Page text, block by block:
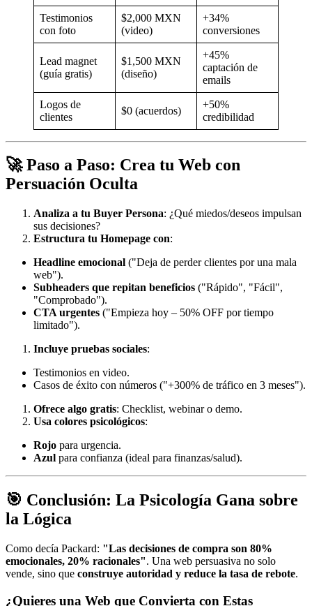
Testimonios
con foto
$2,000 MXN
(video)
+34%
conversiones
Lead magnet
(guía gratis)
$1,500 MXN
(diseño)
+45%
captación de
emails
Logos de
clientes
$0 (acuerdos)
+50%
credibilidad
🚀 Paso a Paso: Crea tu Web con
Persuación Oculta
Analiza a tu Buyer Persona: ¿Qué miedos/deseos impulsan
sus decisiones?
Estructura tu Homepage con:
Headline emocional ("Deja de perder clientes por una mala
web").
Subheaders que repitan beneficios ("Rápido", "Fácil",
"Comprobado").
CTA urgentes ("Empieza hoy – 50% OFF por tiempo
limitado").
Incluye pruebas sociales:
Testimonios en video.
Casos de éxito con números ("+300% de tráfico en 3 meses").
Ofrece algo gratis: Checklist, webinar o demo.
Usa colores psicológicos:
Rojo para urgencia.
Azul para confianza (ideal para finanzas/salud).
🎯 Conclusión: La Psicología Gana sobre
la Lógica
Como decía Packard: "Las decisiones de compra son 80%
emocionales, 20% racionales". Una web persuasiva no solo
vende, sino que construye autoridad y reduce la tasa de rebote.
¿Quieres una Web que Convierta con Estas